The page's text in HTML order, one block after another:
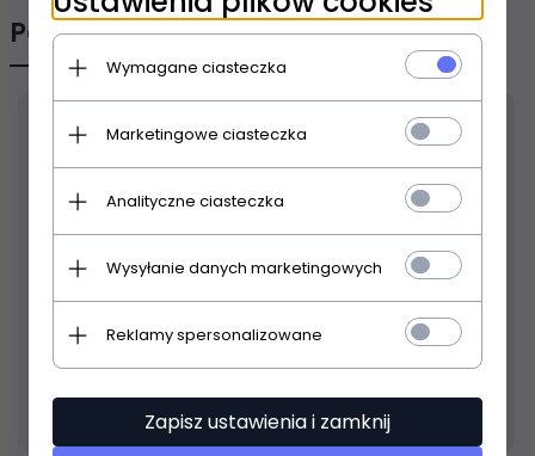
Polecamy
Produkt dostępny! 24 godziny
Wymagane ciasteczka
Marketingowe ciasteczka
Analityczne ciasteczka
Wysyłanie danych marketingowych
Reklamy spersonalizowane
Zapisz ustawienia i zamknij